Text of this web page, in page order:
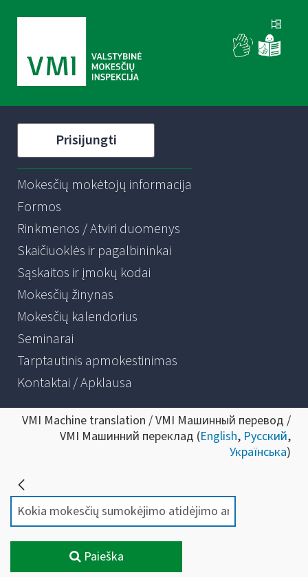
Prisijungti
Mokesčių mokėtojų informacija
Formos
Rinkmenos / Atviri duomenys
Skaičiuoklės ir pagalbininkai
Sąskaitos ir įmokų kodai
Mokesčių žinynas
Mokesčių kalendorius
Seminarai
Tarptautinis apmokestinimas
Kontaktai / Apklausa
VMI Machine translation / VMI Машинный перевод /
VMI Машинний переклад (English, Русский,
Українська)
Paieška